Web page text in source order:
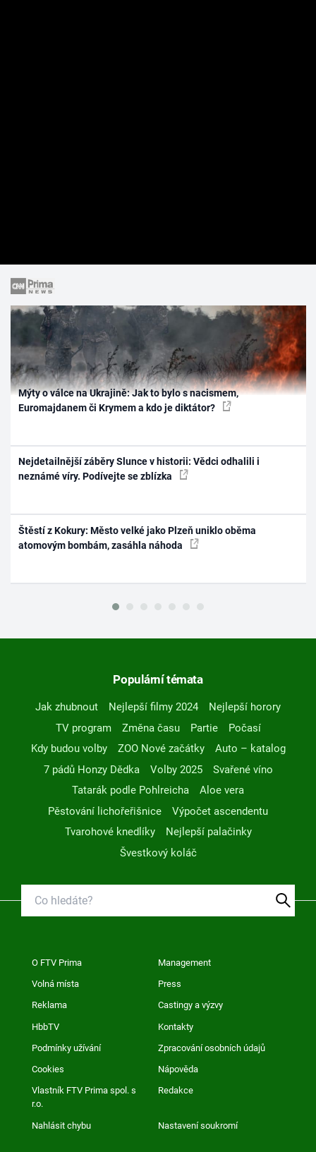
Mýty o válce na Ukrajině: Jak to bylo s nacismem,
Euromajdanem či Krymem a kdo je diktátor?
Nejdetailnější záběry Slunce v historii: Vědci odhalili i
neznámé víry. Podívejte se zblízka
Štěstí z Kokury: Město velké jako Plzeň uniklo oběma
atomovým bombám, zasáhla náhoda
Populární témata
Jak zhubnout Nejlepší filmy 2024
Nejlepší horory
TV program
Změna času Partie
Počasí
Kdy budou volby
ZOO Nové začátky
Auto – katalog
7 pádů Honzy Dědka
Volby 2025
Svařené víno
Tatarák podle Pohlreicha
Aloe vera
Pěstování lichořeřišnice
Výpočet ascendentu
Tvarohové knedlíky
Nejlepší palačinky
Švestkový koláč
O FTV Prima Management
Volná místa Press
Reklama Castingy a výzvy
HbbTV Kontakty
Podmínky užívání Zpracování osobních údajů
Cookies Nápověda
Vlastník FTV Prima spol. s
r.o.
Redakce
Nahlásit chybu Nastavení soukromí